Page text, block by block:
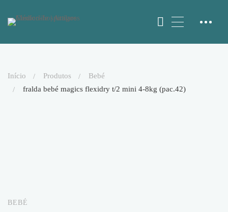
início produtos
bebé
fralda bebé magics flexidry t/2 mini 4-8kg (pac.42)
BEBÉ